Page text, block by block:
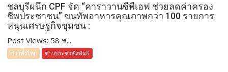
ชลบุรีผนึก CPF จัด “คาราวานซีพีเอฟ ช่วยลดค่าครอง
ชีพประชาชน” ขนทัพอาหารคุณภาพกว่า 100 รายการ
หนุนเศรษฐกิจชุมชน :
Post Views: 58 ช...
ข่าวทั่วไทย ข่าวประชาสัมพันธ์